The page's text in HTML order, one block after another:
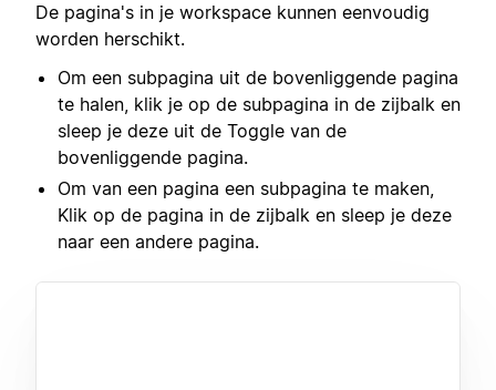
De pagina's in je workspace kunnen eenvoudig
worden herschikt.
Om een subpagina uit de bovenliggende pagina
te halen, klik je op de subpagina in de zijbalk en
sleep je deze uit de Toggle van de
bovenliggende pagina.
Om van een pagina een subpagina te maken,
Klik op de pagina in de zijbalk en sleep je deze
naar een andere pagina.